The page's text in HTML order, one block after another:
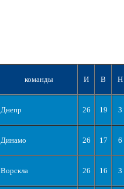
команды И В Н
Днепр 26 19 3
Динамо 26 17 6
Ворскла 26 16 3